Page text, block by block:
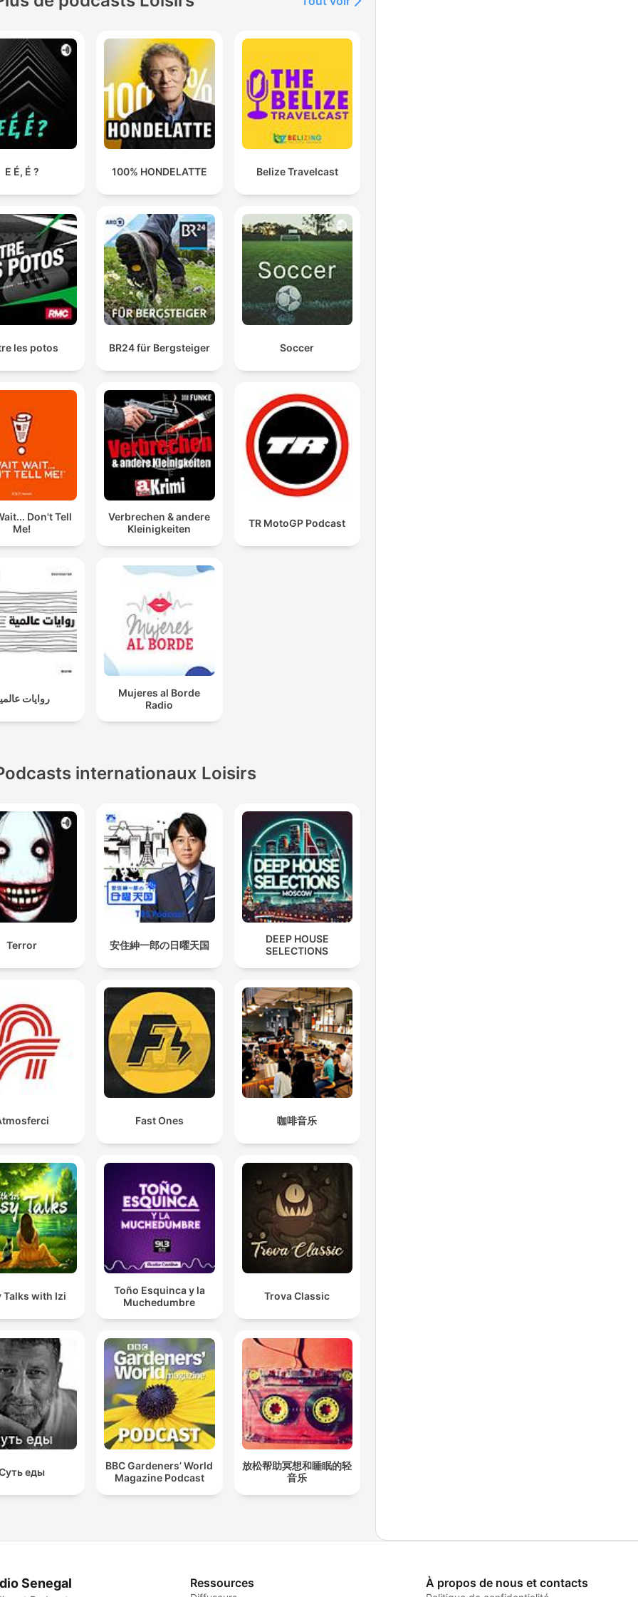
E É, É ? 100% HONDELATTE Belize Travelcast
les potos BR24 für Bergsteiger Soccer
Don't Tell
Me!
Verbrechen & andere
Kleinigkeiten
TR MotoGP Podcast
روايات
Mujeres al Borde
Radio
internationaux Loisirs
Terror 安住紳一郎の日曜天国
DEEP HOUSE
SELECTIONS
Fast Ones 咖啡音乐
Talks with Izi
Toño Esquinca y la
Muchedumbre
Trova Classic
еды
BBC Gardeners’ World
Magazine Podcast
放松帮助冥想和睡眠的轻
音乐
Senegal Ressources À propos de nous et contacts